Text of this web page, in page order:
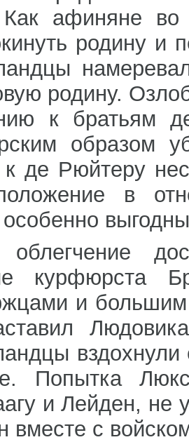
Как афиняне
родину и
родину.
к братьям
образом
де Рюйтеру
в
особенно
курфюрста
и
Попытка
и Лейден, не
вместе с